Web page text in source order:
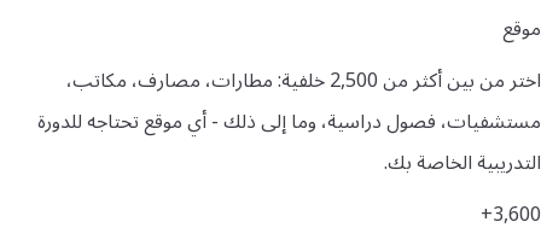
موقع
اختر من بين أكثر من 2,500 خلفية: مطارات، مصارف، مكاتب،
مستشفيات، فصول دراسية، وما إلى ذلك - أي موقع تحتاجه للدورة
التدريبية الخاصة بك.
3,600+